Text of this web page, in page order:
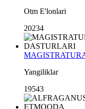
Otm E'lonlari
20234
Yangiliklar
19543